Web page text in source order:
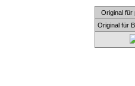
Original für
Original für